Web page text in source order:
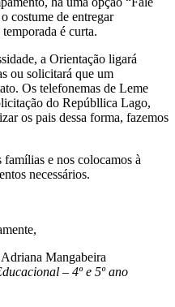
costume de entregar
é curta.
a Orientação ligará
ou solicitará que um
Os telefonemas de Leme
do Repúbllica Lago,
os pais dessa forma, fazemos
e nos colocamos à
necessários.
Mangabeira
– 4º e 5º ano